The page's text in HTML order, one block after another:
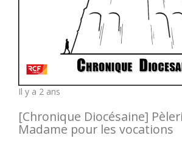
Il y a 2 ans
[Chronique Diocésaine]
Madame pour les vocations